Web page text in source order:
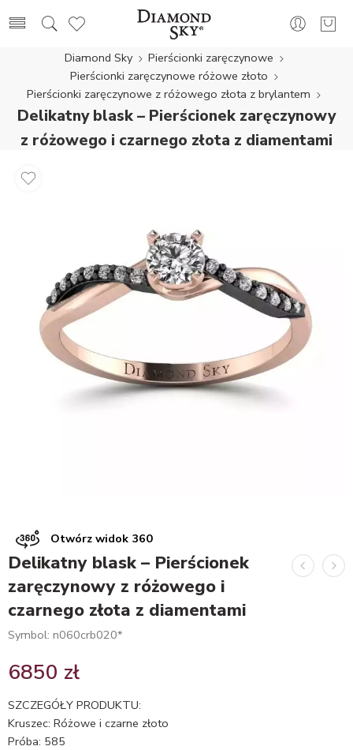
Diamond Sky
Pierścionki zaręczynowe
Pierścionki zaręczynowe różowe złoto
Pierścionki zaręczynowe z różowego złota z brylantem
Delikatny blask – Pierścionek zaręczynowy
z różowego i czarnego złota z diamentami
Otwórz widok 360
Delikatny blask – Pierścionek
zaręczynowy z różowego i
czarnego złota z diamentami
Symbol: n060crb020*
6850 zł
SZCZEGÓŁY PRODUKTU:
Kruszec: Różowe i czarne złoto
Próba: 585